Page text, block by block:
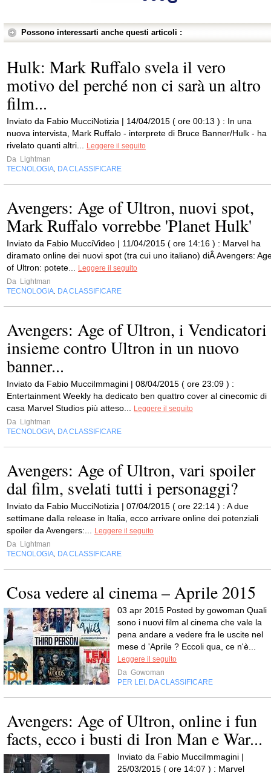
Possono interessarti anche questi articoli :
Hulk: Mark Ruffalo svela il vero
motivo del perché non ci sarà un altro
film...
Inviato da Fabio MucciNotizia | 14/04/2015 ( ore 00:13 ) : In una
nuova intervista, Mark Ruffalo - interprete di Bruce Banner/Hulk - ha
rivelato quanti altri...
Leggere il seguito
Da Lightman
TECNOLOGIA DA CLASSIFICARE
Avengers: Age of Ultron, nuovi spot,
Mark Ruffalo vorrebbe 'Planet Hulk'
Inviato da Fabio MucciVideo | 11/04/2015 ( ore 14:16 ) : Marvel ha
diramato online dei nuovi spot (tra cui uno italiano) diÂ Avengers:
of Ultron: potete...
Leggere il seguito
Da Lightman
TECNOLOGIA DA CLASSIFICARE
Avengers: Age of Ultron, i Vendicatori
insieme contro Ultron in un nuovo
banner...
Inviato da Fabio MucciImmagini | 08/04/2015 ( ore 23:09 ) :
Entertainment Weekly ha dedicato ben quattro cover al cinecomic di
casa Marvel Studios più atteso...
Leggere il seguito
Da Lightman
TECNOLOGIA DA CLASSIFICARE
Avengers: Age of Ultron, vari spoiler
dal film, svelati tutti i personaggi?
Inviato da Fabio MucciNotizia | 07/04/2015 ( ore 22:14 ) : A due
settimane dalla release in Italia, ecco arrivare online dei potenziali
spoiler da Avengers:...
Leggere il seguito
Da Lightman
TECNOLOGIA DA CLASSIFICARE
Cosa vedere al cinema – Aprile 2015
03 apr 2015 Posted by gowoman Quali
sono i nuovi film al cinema che vale la
pena andare a vedere fra le uscite nel
mese d 'Aprile ? Eccoli qua, ce n'è...
Leggere il seguito
Da Gowoman
PER LEI
DA CLASSIFICARE
Avengers: Age of Ultron, online i fun
facts, ecco i busti di Iron Man e War...
Inviato da Fabio MucciImmagini |
25/03/2015 ( ore 14:07 ) : Marvel